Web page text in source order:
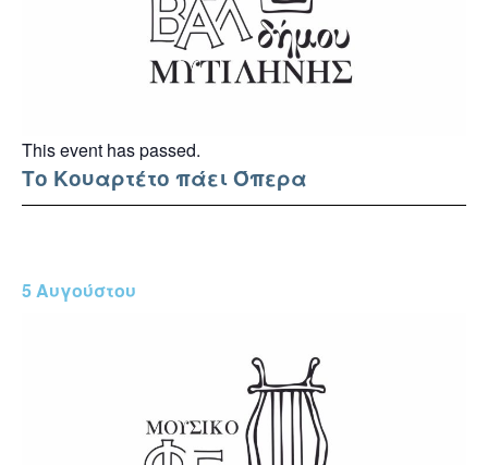
This event has passed.
Το Κουαρτέτο πάει Όπερα
5 Αυγούστου